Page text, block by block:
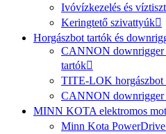
Ivóvízkezelés és
Keringtető szivattyúk
Horgászbot tartók és
CANNON downrigger
tartók
TITE-LOK horgászbot
CANNON downrigger
MINN KOTA elektromos
Minn Kota